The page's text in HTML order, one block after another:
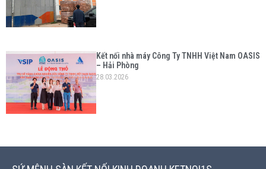
Kết nối nhà máy Công Ty TNHH Việt Nam OASIS
– Hải Phòng
28.03.2026